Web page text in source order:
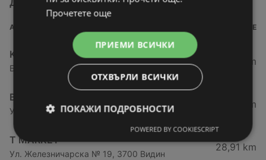
АДРЕС РАЗСТОЯНИЕ
Kaufland хипермаркет
Бул. Панония № 41, 3700 Видин
27,69 km
BILLA
Ул. „Райна Княгиня“ 3, 3700 Видин
28,72 km
T MARKET
Ул. Железничарска № 19, 3700 Видин
28,91 km
Прочетете още
ПРИЕМИ ВСИЧКИ
ОТХВЪРЛИ ВСИЧКИ
ПОКАЖИ ПОДРОБНОСТИ
POWERED BY COOKIESCRIPT